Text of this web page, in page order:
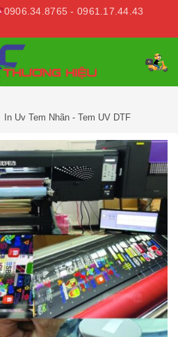
0906.34.8765 - 0961.17.44.43
In Uv Tem Nhãn - Tem UV DTF